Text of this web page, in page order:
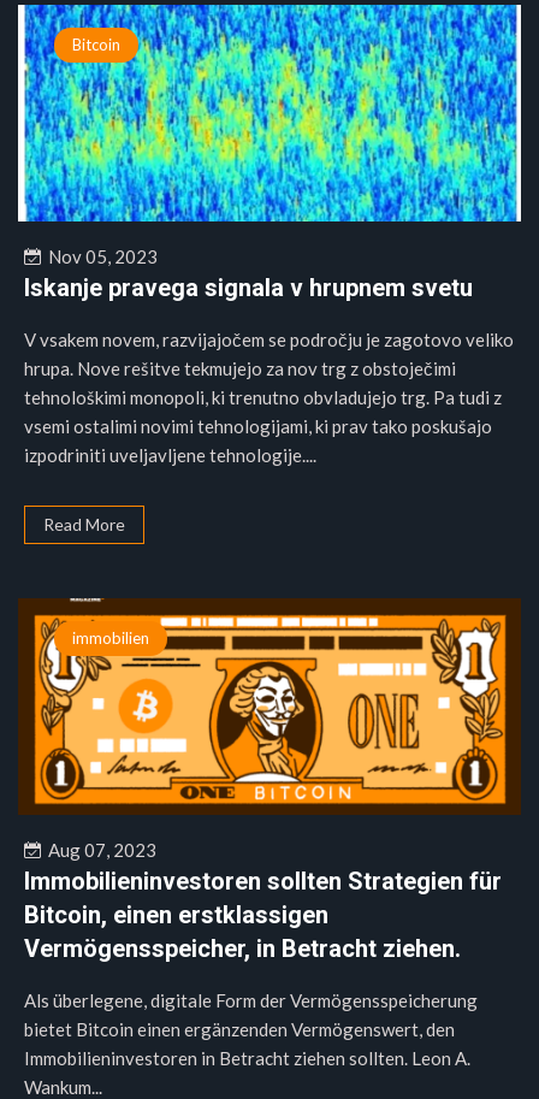
Bitcoin
Nov 05, 2023
Iskanje pravega signala v hrupnem svetu
V vsakem novem, razvijajočem se področju je zagotovo veliko
hrupa. Nove rešitve tekmujejo za nov trg z obstoječimi
tehnološkimi monopoli, ki trenutno obvladujejo trg. Pa tudi z
vsemi ostalimi novimi tehnologijami, ki prav tako poskušajo
izpodriniti uveljavljene tehnologije....
Read More
immobilien
Aug 07, 2023
Immobilieninvestoren sollten Strategien für
Bitcoin, einen erstklassigen
Vermögensspeicher, in Betracht ziehen.
Als überlegene, digitale Form der Vermögensspeicherung
bietet Bitcoin einen ergänzenden Vermögenswert, den
Immobilieninvestoren in Betracht ziehen sollten. Leon A.
Wankum...